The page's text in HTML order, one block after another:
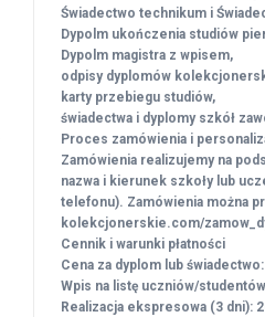
Świadectwo technikum i
Dypolm ukończenia studiów
Dypolm magistra z wpisem,
odpisy dyplomów
karty przebiegu studiów,
świadectwa i dyplomy szkół
Proces zamówienia i
Zamówienia realizujemy na
nazwa i kierunek szkoły lub
telefonu). Zamówienia można
kolekcjonerskie.com/
Cennik i warunki płatności
Cena za dyplom lub świadectwo:
Wpis na listę uczniów/
Realizacja ekspresowa (3 dni):